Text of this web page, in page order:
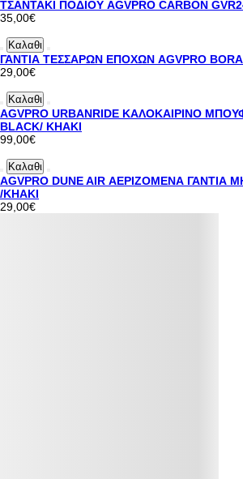
ΤΣΑΝΤΑΚΙ ΠΟΔΙΟΥ AGVPRO CARBON
35,00€
Καλαθι
ΓΑΝΤΙΑ ΤΕΣΣΑΡΩΝ ΕΠΟΧΩΝ AGVPRO
29,00€
Καλαθι
AGVPRO URBANRIDE ΚΑΛΟΚΑΙΡΙΝΟ
BLACK/ KHAKI
99,00€
Καλαθι
AGVPRO DUNE AIR ΑΕΡΙΖΟΜΕΝΑ ΓΑΝΤΙΑ
/KHAKI
29,00€